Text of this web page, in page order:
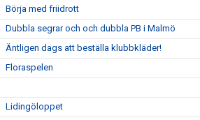
Börja med friidrott
Dubbla segrar och och dubbla PB i Malmö
Äntligen dags att beställa klubbkläder!
Floraspelen
Lidingöloppet